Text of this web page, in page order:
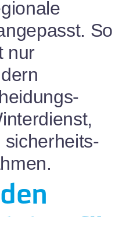
So
nur
sicherheits­
für